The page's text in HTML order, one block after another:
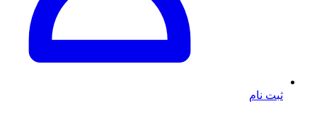
ثبت نام